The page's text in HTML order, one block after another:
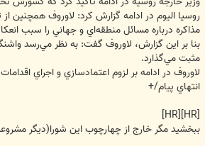
روسيا اليوم در ادامه گزارش كرد: لاوروف همچنين
مذاكره درباره مسائل منطقه‌اي و جهاني را سبب
بنا بر اين گزارش، لاوروف گفت: به نظر مي‌رسد
مثبت مي‌گذارد.
لاوروف در ادامه بر لزوم اعتمادسازي و اجراي
انتهاي پيام/+
[HR][HR]
ببخشید مگر خارج از چهارچوب این شورا(دیگر